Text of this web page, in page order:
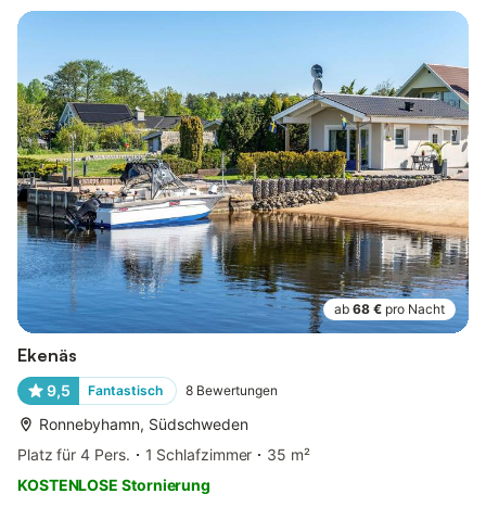
ab 68 € pro Nacht
Ekenäs
9,5 Fantastisch 8 Bewertungen
Ronnebyhamn, Südschweden
Platz für 4 Pers.
1 Schlafzimmer
35 m²
KOSTENLOSE Stornierung